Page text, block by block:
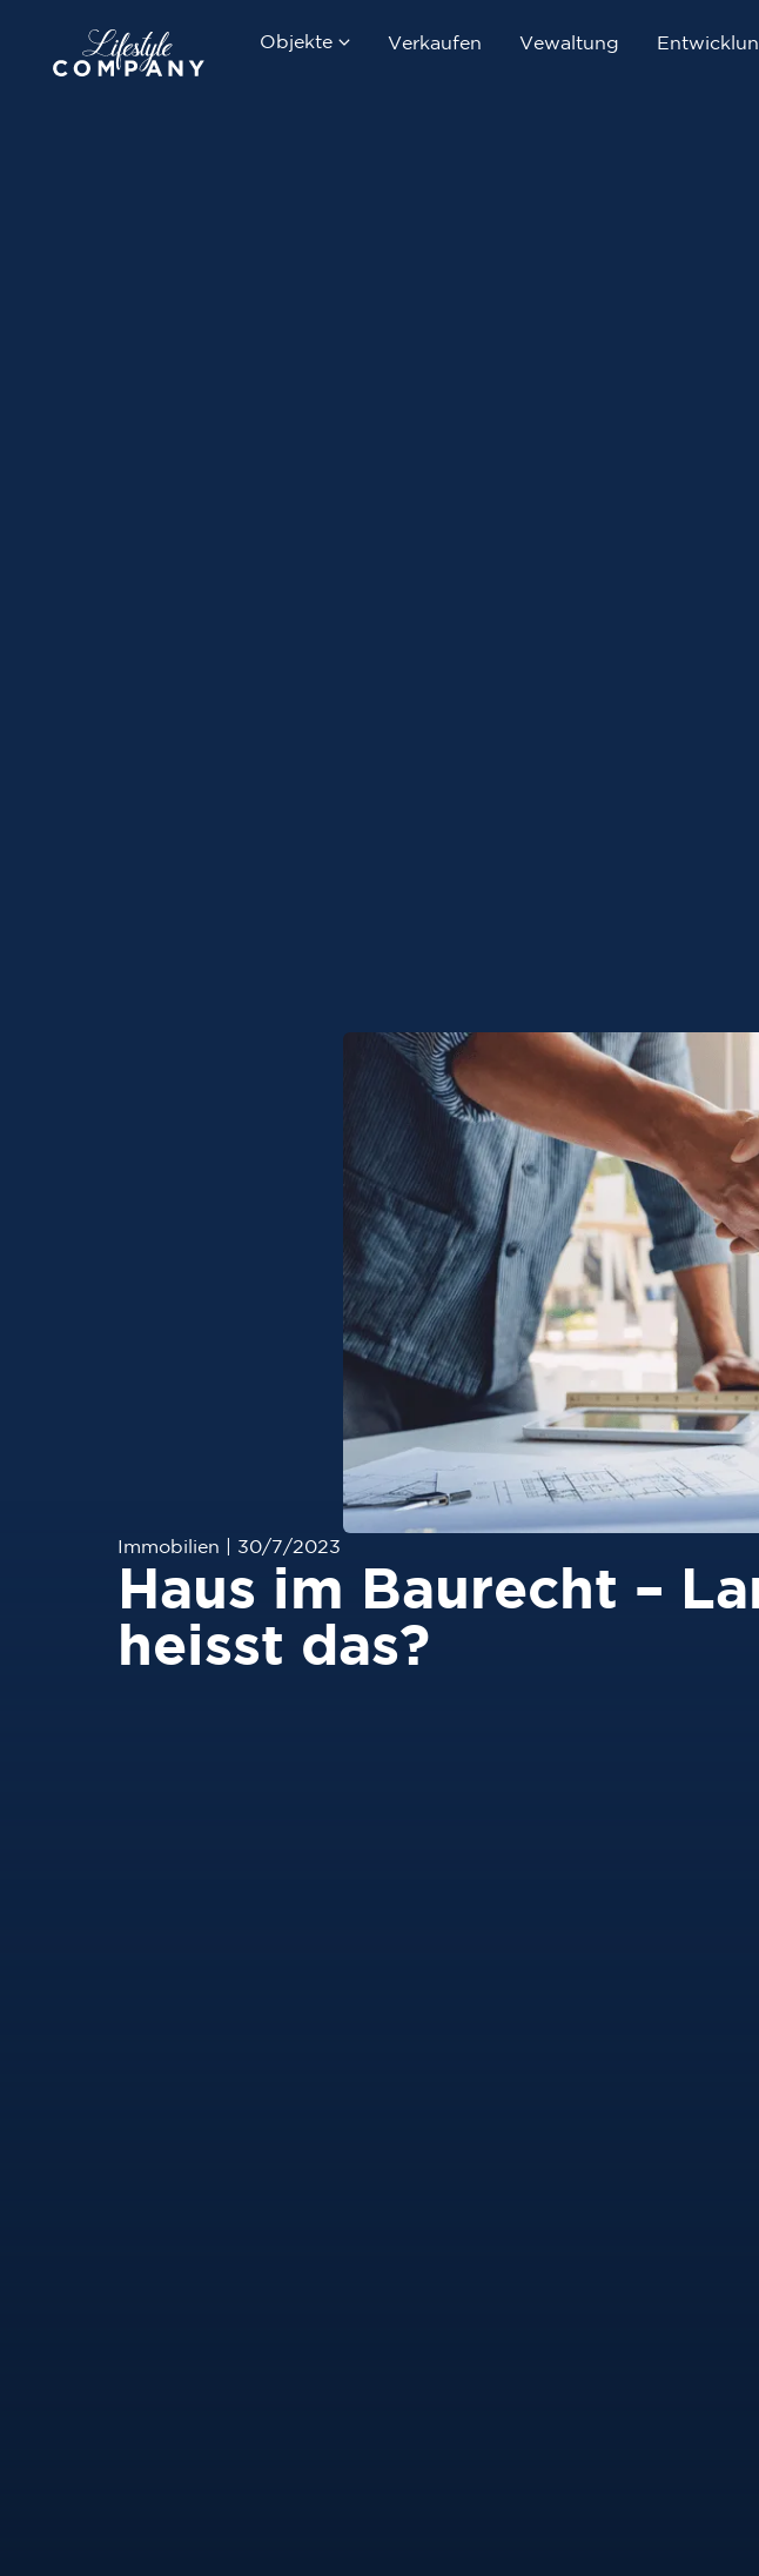
Objekte Verkaufen Vewaltung
Immobilien 30/7/2023
Haus im Baurecht –
heisst das?